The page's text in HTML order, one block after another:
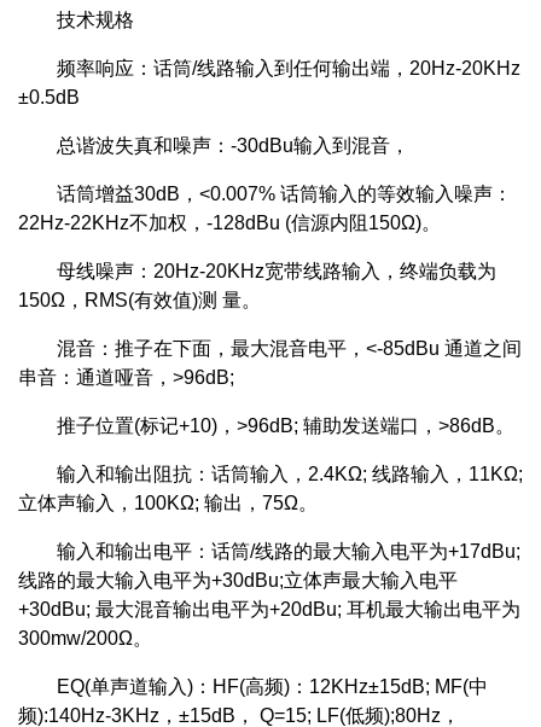
技术规格
频率响应：话筒/线路输入到任何输出端，20Hz-20KHz
±0.5dB
总谐波失真和噪声：-30dBu输入到混音，
话筒增益30dB，<0.007% 话筒输入的等效输入噪声：
22Hz-22KHz不加权，-128dBu (信源内阻150Ω)。
母线噪声：20Hz-20KHz宽带线路输入，终端负载为
150Ω，RMS(有效值)测 量。
混音：推子在下面，最大混音电平，<-85dBu 通道之间
串音：通道哑音，>96dB;
推子位置(标记+10)，>96dB; 辅助发送端口，>86dB。
输入和输出阻抗：话筒输入，2.4KΩ; 线路输入，11KΩ;
立体声输入，100KΩ; 输出，75Ω。
输入和输出电平：话筒/线路的最大输入电平为+17dBu;
线路的最大输入电平为+30dBu;立体声最大输入电平
+30dBu; 最大混音输出电平为+20dBu; 耳机最大输出电平为
300mw/200Ω。
EQ(单声道输入)：HF(高频)：12KHz±15dB; MF(中
频):140Hz-3KHz，±15dB， Q=15; LF(低频);80Hz，